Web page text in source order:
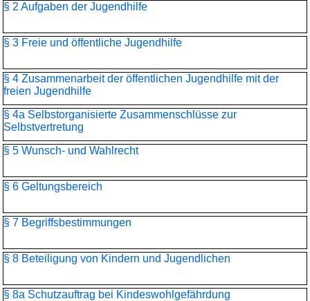
§ 2 Aufgaben der Jugendhilfe
§ 3 Freie und öffentliche Jugendhilfe
§ 4 Zusammenarbeit der öffentlichen Jugendhilfe mit der
freien Jugendhilfe
§ 4a Selbstorganisierte Zusammenschlüsse zur
Selbstvertretung
§ 5 Wunsch- und Wahlrecht
§ 6 Geltungsbereich
§ 7 Begriffsbestimmungen
§ 8 Beteiligung von Kindern und Jugendlichen
§ 8a Schutzauftrag bei Kindeswohlgefährdung